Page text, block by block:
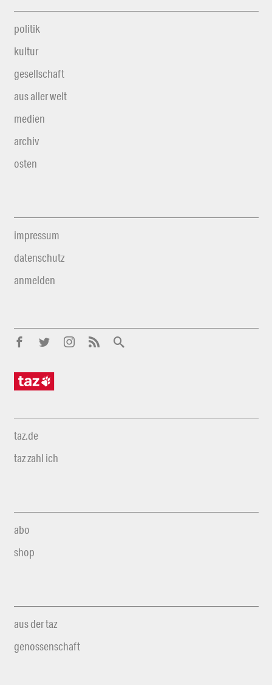
politik
kultur
gesellschaft
aus aller welt
medien
archiv
osten
impressum
datenschutz
anmelden
taz.de
taz zahl ich
abo
shop
aus der taz
genossenschaft